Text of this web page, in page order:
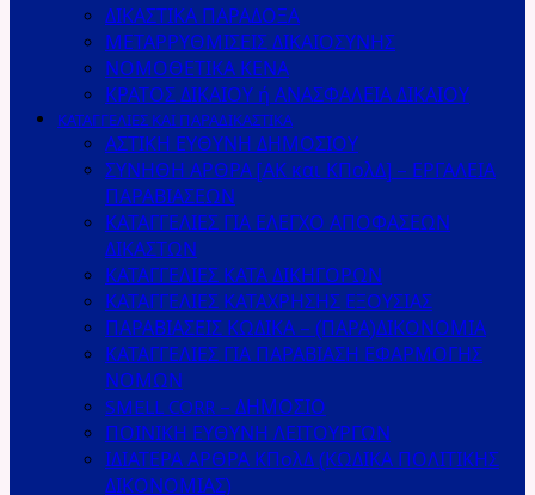
ΔΙΚΑΣΤΙΚΑ ΠΑΡΑΔΟΞΑ
ΜΕΤΑΡΡΥΘΜΙΣΕΙΣ ΔΙΚΑΙΟΣΥΝΗΣ
ΝΟΜΟΘΕΤΙΚΑ ΚΕΝΑ
ΚΡΑΤΟΣ ΔΙΚΑΙΟΥ ή ΑΝΑΣΦΑΛΕΙΑ ΔΙΚΑΙΟΥ
ΚΑΤΑΓΓΕΛΙΕΣ ΚΑΙ ΠΑΡΑΔΙΚΑΣΤΙΚΑ
ΑΣΤΙΚΗ ΕΥΘΥΝΗ ΔΗΜΟΣΙΟΥ
ΣΥΝΗΘΗ ΑΡΘΡΑ [ΑΚ και ΚΠολΔ] – ΕΡΓΑΛΕΙΑ
ΠΑΡΑΒΙΑΣΕΩΝ
ΚΑΤΑΓΓΕΛΙΕΣ ΓΙΑ ΕΛΕΓΧΟ ΑΠΟΦΑΣΕΩΝ
ΔΙΚΑΣΤΩΝ
ΚΑΤΑΓΓΕΛΙΕΣ ΚΑΤΑ ΔΙΚΗΓΟΡΩΝ
ΚΑΤΑΓΓΕΛΙΕΣ ΚΑΤΑΧΡΗΣΗΣ ΕΞΟΥΣΙΑΣ
ΠΑΡΑΒΙΑΣΕΙΣ ΚΩΔΙΚΑ – (ΠΑΡΑ)ΔΙΚΟΝΟΜΙΑ
ΚΑΤΑΓΓΕΛΙΕΣ ΓΙΑ ΠΑΡΑΒΙΑΣΗ ΕΦΑΡΜΟΓΗΣ
ΝΟΜΩΝ
SMELL CORR – ΔΗΜΟΣΙΟ
ΠΟΙΝΙΚΗ ΕΥΘΥΝΗ ΛΕΙΤΟΥΡΓΩΝ
ΙΔΙΑΤΕΡΑ ΑΡΘΡΑ ΚΠολΔ (ΚΩΔΙΚΑ ΠΟΛΙΤΙΚΗΣ
ΔΙΚΟΝΟΜΙΑΣ)